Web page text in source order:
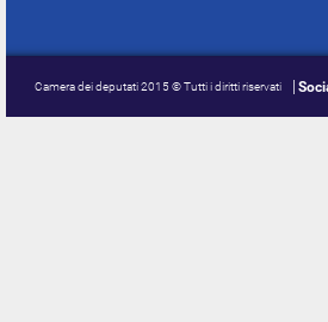
Camera dei deputati 2015 © Tutti i diritti riservati